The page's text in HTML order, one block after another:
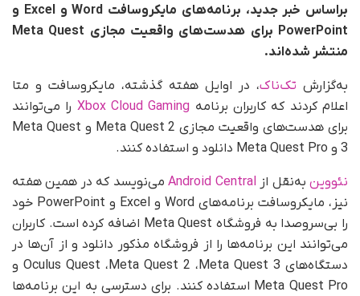
براساس خبر جدید، برنامه‌های مایکروسافت Word و Excel و
PowerPoint برای هدست‌های واقعیت مجازی Meta Quest
منتشر شده‌اند.
به‌گزارش تک‌ناک، در اوایل هفته گذشته، مایکروسافت و متا
اعلام کردند که کاربران برنامه Xbox Cloud Gaming را می‌توانند
برای هدست‌های واقعیت مجازی Meta Quest 2 و Meta Quest
3 و Meta Quest Pro دانلود و استفاده کنند.
نئووینبه‌نقل ازAndroid Centralمی‌نویسد که در همین هفته
نیز، مایکروسافت برنامه‌های Word و Excel و PowerPoint خود
را بی‌سروصدا به فروشگاه Meta Quest اضافه کرده است. کاربران
می‌توانند این برنامه‌ها را از فروشگاه مذکور دانلود و از آن‌ها در
دستگاه‌های Oculus Quest ،‌Meta Quest 2 ،Meta Quest 3 و
Meta Quest Pro استفاده کنند. برای دسترسی به این برنامه‌ها